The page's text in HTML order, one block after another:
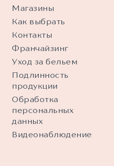
Магазины
Как выбрать
Контакты
Франчайзинг
Уход за бельем
Подлинность
продукции
Обработка
персональных
данных
Видеонаблюдение